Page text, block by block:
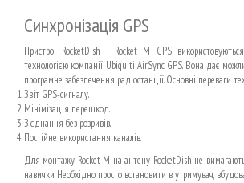
Синхронізація GPS
Пристрої RocketDish і Rocket M GPS
технологією компанії Ubiquiti AirSync GPS. Вона дає
програмне забезпечення радіостанції. Основні переваги
Звіт GPS-сигналу.
Мінімізація перешкод.
З'єднання без розривів.
Постійне використання каналів.
Для монтажу Rocket M на антену RocketDish не
навички. Необхідно просто встановити в утримувач,